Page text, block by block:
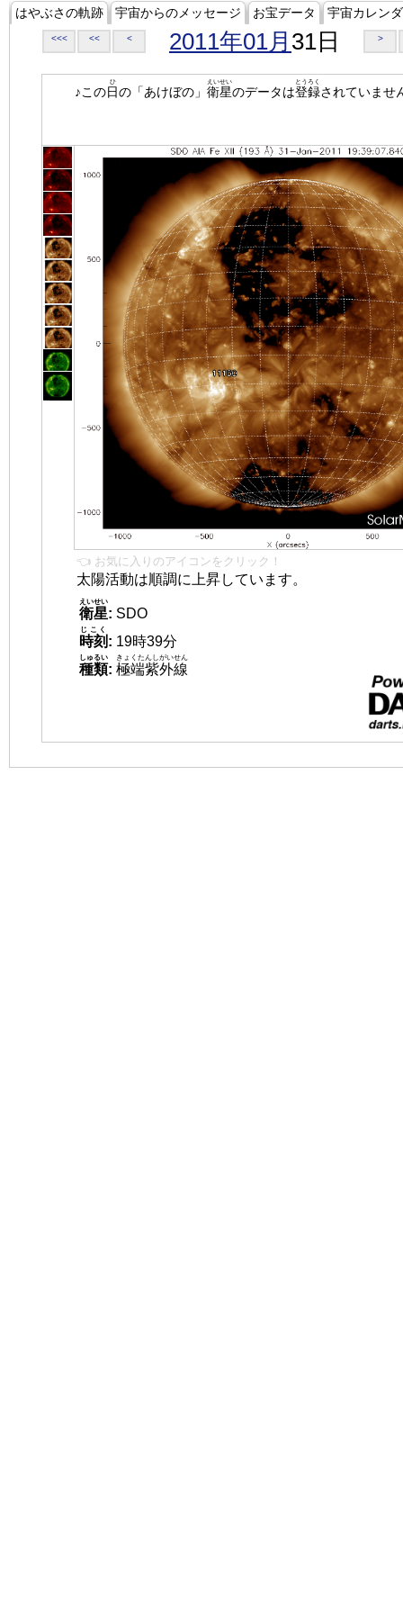
はやぶさの軌跡 宇宙からのメッセージ お宝データ 宇宙カレン
<<< << < 2011年01月 31日 >
♪この日
ひ
の「あけぼの」 衛星
えいせい
のデータは登録
とうろく
されていませ
👈 お気に入りのアイコンをクリック！
太陽活動は順調に上昇しています。
衛星
えいせい
: SDO
時刻
じこく
: 19時39分
種類
しゅるい
: 極端紫外線
きょくたんしがいせん